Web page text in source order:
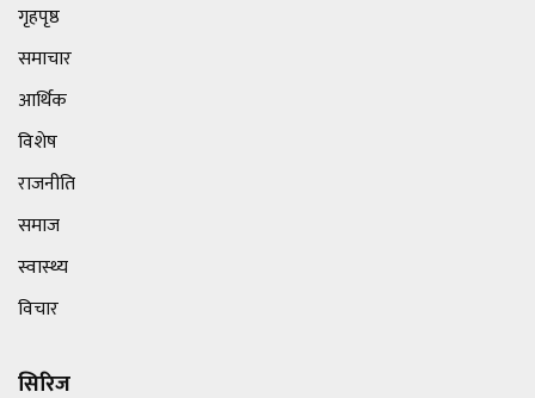
गृहपृष्ठ
समाचार
आर्थिक
विशेष
राजनीति
समाज
स्वास्थ्य
विचार
सिरिज